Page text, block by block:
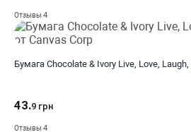
Отзывы 4
Бумага Chocolate & Ivory Live, Love,
43.9 грн
Отзывы 4